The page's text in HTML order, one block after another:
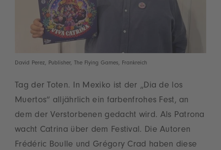
David Perez, Publisher, The Flying Games, Frankreich
Tag der Toten. In Mexiko ist der „Dia de los
Muertos“ alljährlich ein farbenfrohes Fest, an
dem der Verstorbenen gedacht wird. Als Patrona
wacht Catrina über dem Festival. Die Autoren
Frédéric Boulle und Grégory Crad haben diese